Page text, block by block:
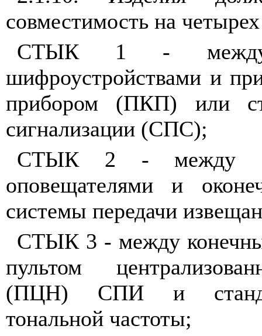
совместимость на
СТЫК 1 - между
шифроустройствами и
прибором (ПКП) или
сигнализации (СПС);
СТЫК 2 - между
оповещателями и
системы передачи
СТЫК 3 - между
пультом
(ПЦН) СПИ и
тональной частоты;